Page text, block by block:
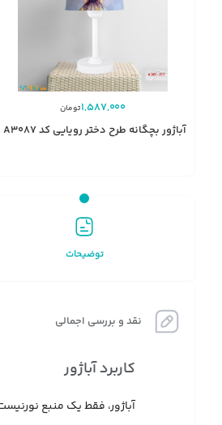
1,587,000تومان
آباژور بچگانه طرح دختر رویایی کد A3087
توضیحات
نقد و بررسی اجمالی
کاربرد آباژور
آباژور، فقط یک منبع